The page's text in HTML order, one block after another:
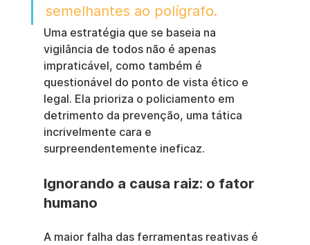
semelhantes ao polígrafo.
Uma estratégia que se baseia na
vigilância de todos não é apenas
impraticável, como também é
questionável do ponto de vista ético e
legal. Ela prioriza o policiamento em
detrimento da prevenção, uma tática
incrivelmente cara e
surpreendentemente ineficaz.
Ignorando a causa raiz: o fator
humano
A maior falha das ferramentas reativas é